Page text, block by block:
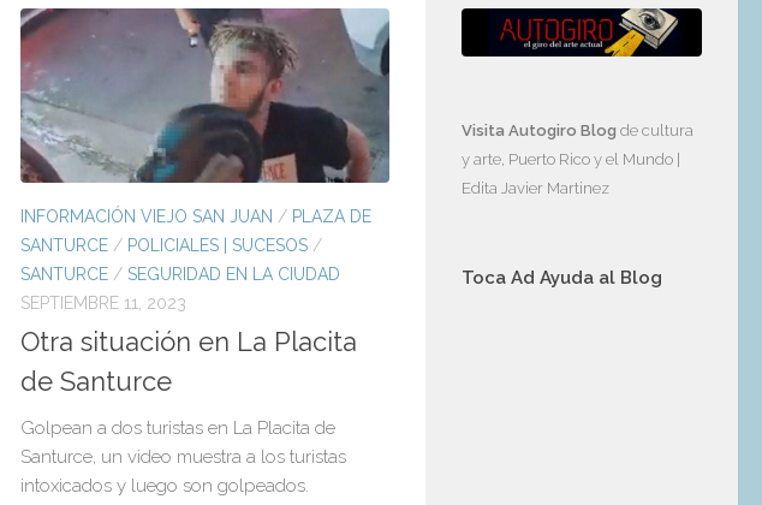
INFORMACIÓN VIEJO SAN JUAN / PLAZA DE
SANTURCE / POLICIALES | SUCESOS /
SANTURCE / SEGURIDAD EN LA CIUDAD
SEPTIEMBRE 11, 2023
Otra situación en La Placita
de Santurce
Golpean a dos turistas en La Placita de
Santurce, un video muestra a los turistas
intoxicados y luego son golpeados.
Visita Autogiro Blog de cultura
y arte, Puerto Rico y el Mundo |
Edita Javier Martinez
Toca Ad Ayuda al Blog